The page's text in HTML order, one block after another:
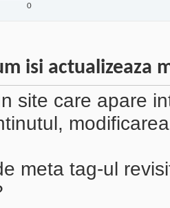
0
isi actualizeaza
site care apare
meta tag-ul